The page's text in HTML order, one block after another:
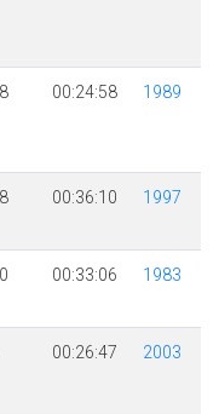
00:24:58 1989
00:36:10 1997
00:33:06 1983
00:26:47 2003